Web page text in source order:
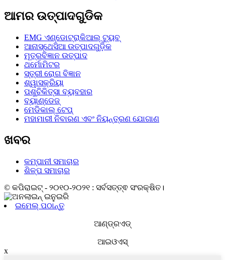
ଆମର ଉତ୍ପାଦଗୁଡିକ
EMG ଏଣ୍ଡୋଟ୍ରାକିଆଲ୍ ଟ୍ୟୁବ୍
ଆନାସ୍ଥେସିଆ ଉତ୍ପାଦଗୁଡ଼ିକ
ମୂତ୍ରବିଜ୍ଞାନ ଉତ୍ପାଦ
ଥର୍ମୋମିଟର
ସ୍ତ୍ରୀ ରୋଗ ବିଜ୍ଞାନ
ଶ୍ୱାସକ୍ରିୟା
ପଶୁଚିକିତ୍ସା ବ୍ୟବହାର
ବ୍ୟାଣ୍ଡେଜ୍
ମେଡିକାଲ୍ ଟେପ୍
ମହାମାରୀ ନିବାରଣ ଏବଂ ନିୟନ୍ତ୍ରଣ ଯୋଗାଣ
ଖବର
କମ୍ପାନୀ ସମାଚାର
ଶିଳ୍ପ ସମାଚାର
© କପିରାଇଟ୍ - ୨୦୧୦-୨୦୨୧ : ସର୍ବସତ୍ତ୍ଵ ସଂରକ୍ଷିତ।
ଇମେଲ୍ ପଠାନ୍ତୁ
ଆଣ୍ଡ୍ରଏଡ୍‍
ଆଇଓଏସ୍‌
x